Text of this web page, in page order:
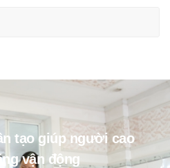
tạo giúp người cao
vận động